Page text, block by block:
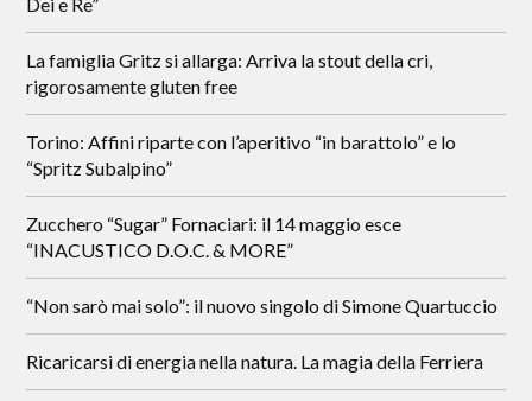
La famiglia Gritz si allarga: Arriva la stout della cri,
rigorosamente gluten free
Torino: Affini riparte con l’aperitivo “in barattolo” e lo
“Spritz Subalpino”
Zucchero “Sugar” Fornaciari: il 14 maggio esce
“INACUSTICO D.O.C. & MORE”
“Non sarò mai solo”: il nuovo singolo di Simone Quartuccio
Ricaricarsi di energia nella natura. La magia della Ferriera